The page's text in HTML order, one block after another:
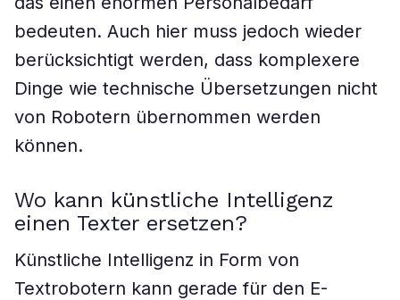
bedeuten. Auch hier muss jedoch wieder
berücksichtigt werden, dass komplexere
Dinge wie technische Übersetzungen nicht
von Robotern übernommen werden
können.
Wo kann künstliche Intelligenz
einen Texter ersetzen?
Künstliche Intelligenz in Form von
Textrobotern kann gerade für den E-